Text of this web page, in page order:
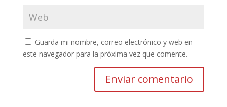
Guarda mi nombre, correo electrónico y web en
este navegador para la próxima vez que comente.